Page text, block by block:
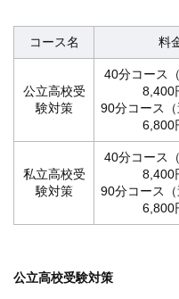
コース名 料
公立高校受
験対策
40分コース
8,400
90分コース
6,800
私立高校受
験対策
40分コース
8,400
90分コース
6,800
公立高校受験対策